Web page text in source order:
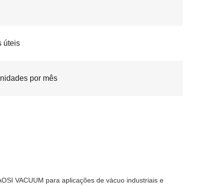
úteis
por mês
VACUUM para aplicações de vácuo industriais e